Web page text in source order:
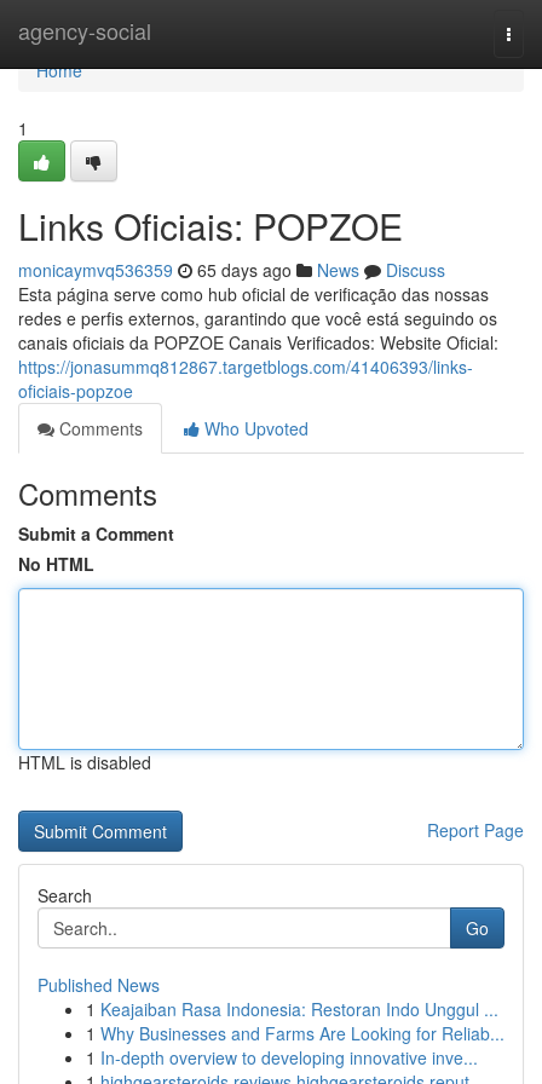
agency-social
Home
Home
1
Links Oficiais: POPZOE
monicaymvq536359 65 days ago News
Discuss
Esta página serve como hub oficial de verificação das nossas
redes e perfis externos, garantindo que você está seguindo os
canais oficiais da POPZOE Canais Verificados: Website Oficial:
https://jonasummq812867.targetblogs.com/41406393/links-
oficiais-popzoe
Comments
Who Upvoted
Comments
Submit a Comment
No HTML
HTML is disabled
Report Page
Search
Go
Published News
1 Keajaiban Rasa Indonesia: Restoran Indo Unggul ...
1 Why Businesses and Farms Are Looking for Reliab...
1 In-depth overview to developing innovative inve...